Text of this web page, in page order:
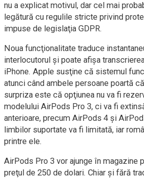
nu a explicat motivul, dar cel mai
legătură cu regulile stricte privind
impuse de legislaţia GDPR.
Noua funcţionalitate traduce
interlocutorul şi poate afişa
iPhone. Apple susţine că sistemul
atunci când ambele persoane poartă
surpriza este că opţiunea nu va fi
modelului AirPods Pro 3, ci va fi
anterioare, precum AirPods 4 şi
limbilor suportate va fi limitată, iar
printre ele.
AirPods Pro 3 vor ajunge în magazine
preţul de 250 de dolari. Chiar şi fără